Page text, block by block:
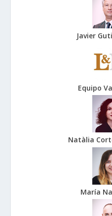
Javier
Equipo
Natàlia
María